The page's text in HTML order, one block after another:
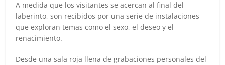
A medida que los visitantes se acercan al final del
laberinto, son recibidos por una serie de instalaciones
que exploran temas como el sexo, el deseo y el
renacimiento.
Desde una sala roja llena de grabaciones personales del